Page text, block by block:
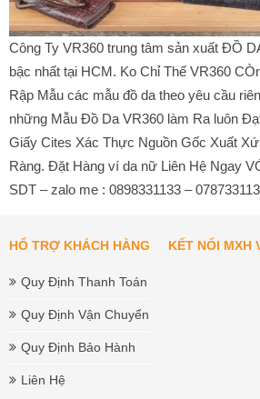
Công Ty VR360 trung tâm sản xuất ĐỒ
bậc nhất tại HCM. Ko Chỉ Thế VR360
Rập Mẫu các mẫu đồ da theo yêu cầu
những Mẫu Đồ Da VR360 làm Ra luôn
Giấy Cites Xác Thực Nguồn Gốc Xuất
Ràng. Đặt Hàng ví da nữ Liên Hệ Ngay
SDT – zalo me : 0898331133 –
HỔ TRỢ KHÁCH HÀNG
Quy Định Thanh Toán
Quy Định Vận Chuyển
Quy Định Bảo Hành
Liên Hệ
KẾT NỐI MXH